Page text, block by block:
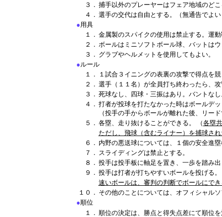
３． 捕手以外のプレーヤーはフェア地域のど
４． 選手の交代は自由とする。（無通告でよい
●用具
１． 金属製のスパイクの使用は禁止する。運
２． ボールはミニソフトボール球、バットは
３． グラブやヘルメットを使用してもよい。
●ルール
１．
１試合３イニングの表裏の攻撃で得点を
２． 選手（１１名）が全員打ち終わったら、
３． 死球なし、四球・三振はあり。バントなし
４． 打者が投球を打たなかった時はボールデ
（投手の手からボールが離れた後、リー
５． 各塁、走り抜けることができる。 （各塁
ただし、飛球（含むライナー）を捕球さ
６． 内野の悪送球については、１個の安全進
７． スライディングは禁止とする。
８． 投手は投手板に軸足を置き、一歩を踏み
９． 投手は打者が打ちやすいボールを投げる。
速いボールは、審判の判断でボールにで
１０． その他のことについては、オフィシャル
●順位
１． 順位の決定は、勝点と得失点差にて順位